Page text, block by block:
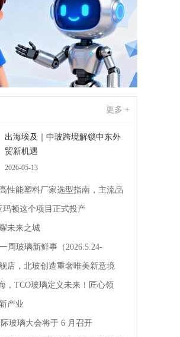
更多 +
出海埃及｜中玻跨境解锁中东外
贸新机遇
2026-05-13
性能塑料厂家选型指南，主流品
玛顿这个项目正式投产
未来之城
周玻璃新鲜事（2026.5.24-
店，北玻创造重奢唯美新意境
，TCO玻璃定义未来！匠心领
业聚势成峰
产业
际玻璃大会将于 6 月召开